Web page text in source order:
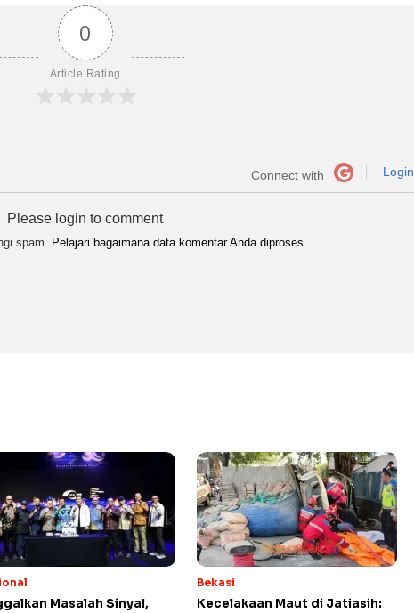
0
Article Rating
Connect with Login
Please login to comment
spam. Pelajari bagaimana data komentar Anda diproses
Masalah Sinyal,
Bekasi
Kecelakaan Maut di Jatiasih: